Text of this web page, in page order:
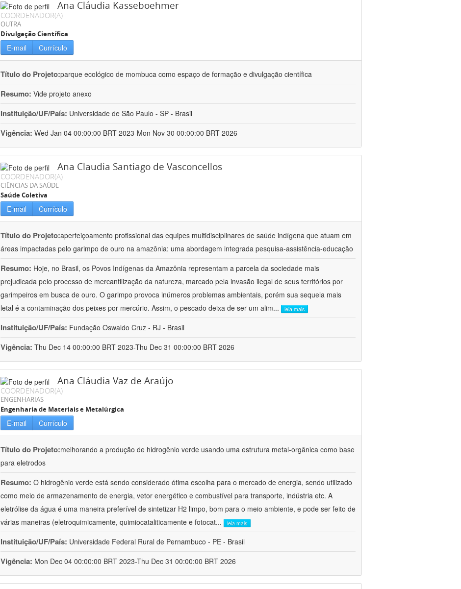
Ana Cláudia Kasseboehmer
COORDENADOR(A)
OUTRA
Divulgação Científica
E-mail Currículo
Título do Projeto:parque ecológico de mombuca como espaço de formação e divulgação científica
Resumo: Vide projeto anexo
Instituição/UF/País: Universidade de São Paulo - SP - Brasil
Vigência: Wed Jan 04 00:00:00 BRT 2023-Mon Nov 30 00:00:00 BRT 2026
Ana Claudia Santiago de Vasconcellos
COORDENADOR(A)
CIÊNCIAS DA SAÚDE
Saúde Coletiva
E-mail Currículo
Título do Projeto:aperfeiçoamento profissional das equipes multidisciplinares de saúde indígena que atuam em
áreas impactadas pelo garimpo de ouro na amazônia: uma abordagem integrada pesquisa-assistência-educação
Resumo: Hoje, no Brasil, os Povos Indígenas da Amazônia representam a parcela da sociedade mais
prejudicada pelo processo de mercantilização da natureza, marcado pela invasão ilegal de seus territórios por
garimpeiros em busca de ouro. O garimpo provoca inúmeros problemas ambientais, porém sua sequela mais
letal é a contaminação dos peixes por mercúrio. Assim, o pescado deixa de ser um alim... leia mais
Instituição/UF/País: Fundação Oswaldo Cruz - RJ - Brasil
Vigência: Thu Dec 14 00:00:00 BRT 2023-Thu Dec 31 00:00:00 BRT 2026
Ana Cláudia Vaz de Araújo
COORDENADOR(A)
ENGENHARIAS
Engenharia de Materiais e Metalúrgica
E-mail Currículo
Título do Projeto:melhorando a produção de hidrogênio verde usando uma estrutura metal-orgânica como base
para eletrodos
Resumo: O hidrogênio verde está sendo considerado ótima escolha para o mercado de energia, sendo utilizado
como meio de armazenamento de energia, vetor energético e combustível para transporte, indústria etc. A
eletrólise da água é uma maneira preferível de sintetizar H2 limpo, bom para o meio ambiente, e pode ser feito de
várias maneiras (eletroquimicamente, quimiocataliticamente e fotocat... leia mais
Instituição/UF/País: Universidade Federal Rural de Pernambuco - PE - Brasil
Vigência: Mon Dec 04 00:00:00 BRT 2023-Thu Dec 31 00:00:00 BRT 2026